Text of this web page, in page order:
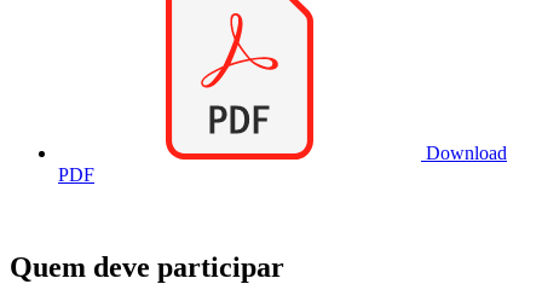
Download
PDF
Quem deve participar